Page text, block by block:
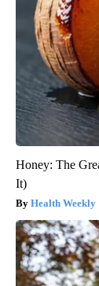
Honey: The
It)
Health Weekly